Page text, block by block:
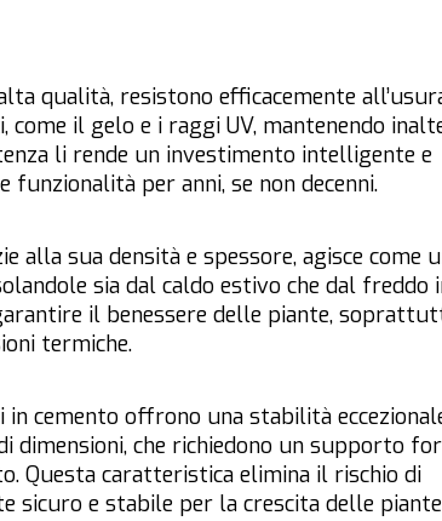
qualità, resistono efficacemente
il gelo e i raggi UV, mantenendo
li rende un investimento intelligente e
per anni, se non decenni.
alla sua densità e spessore, agisce come
sia dal caldo estivo che dal freddo
il benessere delle piante,
termiche.
in cemento offrono una stabilità
dimensioni, che richiedono un supporto
Questa caratteristica elimina il rischio di
sicuro e stabile per la crescita delle